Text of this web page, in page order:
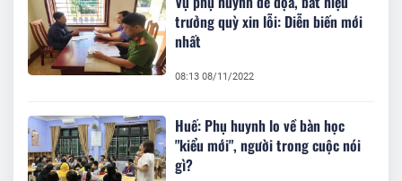
trưởng quỳ xin lỗi: Diễn biến mới
nhất
08:13 08/11/2022
Huế: Phụ huynh lo về bàn học
"kiểu mới", người trong cuộc nói
gì?